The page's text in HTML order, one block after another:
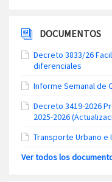
DOCUMENTOS
Decreto 3833/26
diferenciales
Informe Semanal de
Decreto 3419-2026
2025-2026
Transporte Urbano e
Ver todos los